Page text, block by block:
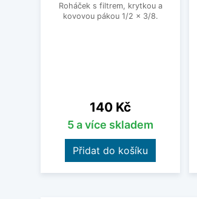
Roháček s filtrem, krytkou a
kovovou pákou 1/2 x 3/8.
Cena
140 Kč
5 a více skladem
Přidat do košíku